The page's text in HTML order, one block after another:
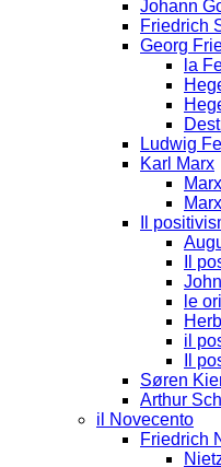
Johann
Friedrich
Georg
la
Ludwig
Karl Marx
Il
Il
le
il
Il
Søren
Arthur
il Novecento
Friedrich